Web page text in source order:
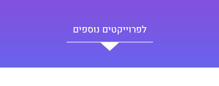
לפרוייקטים נוספים